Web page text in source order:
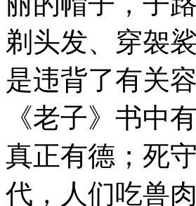
剃头发、穿袈
是违背了有关
《老子》书中
真正有德；死
代，人们吃兽